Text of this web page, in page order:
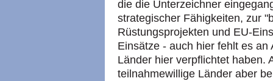
die die Unterzeichner
strategischer Fähigkeiten, zur
Rüstungsprojekten und EU-
Einsätze - auch hier fehlt es
Länder hier verpflichtet haben.
teilnahmewillige Länder aber